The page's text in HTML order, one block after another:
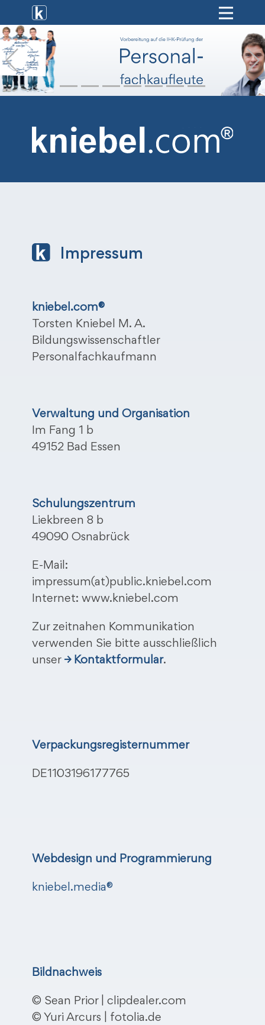
[ weiterbildung ]
[ onlinekurse ]
[ hr-service ]
[ shop ]
Previous
Impressum
kniebel.com®
Torsten Kniebel M. A.
Bildungswissenschaftler
Personalfachkaufmann
Verwaltung und Organisation
Im Fang 1 b
49152 Bad Essen
Schulungszentrum
Liekbreen 8 b
49090 Osnabrück
E-Mail:
impressum(at)public.kniebel.com
Internet: www.kniebel.com
Zur zeitnahen Kommunikation
verwenden Sie bitte ausschließlich
unser → Kontaktformular.
Verpackungsregisternummer
DE1103196177765
Webdesign und Programmierung
kniebel.media®
Bildnachweis
© Sean Prior | clipdealer.com
© Yuri Arcurs | fotolia.de